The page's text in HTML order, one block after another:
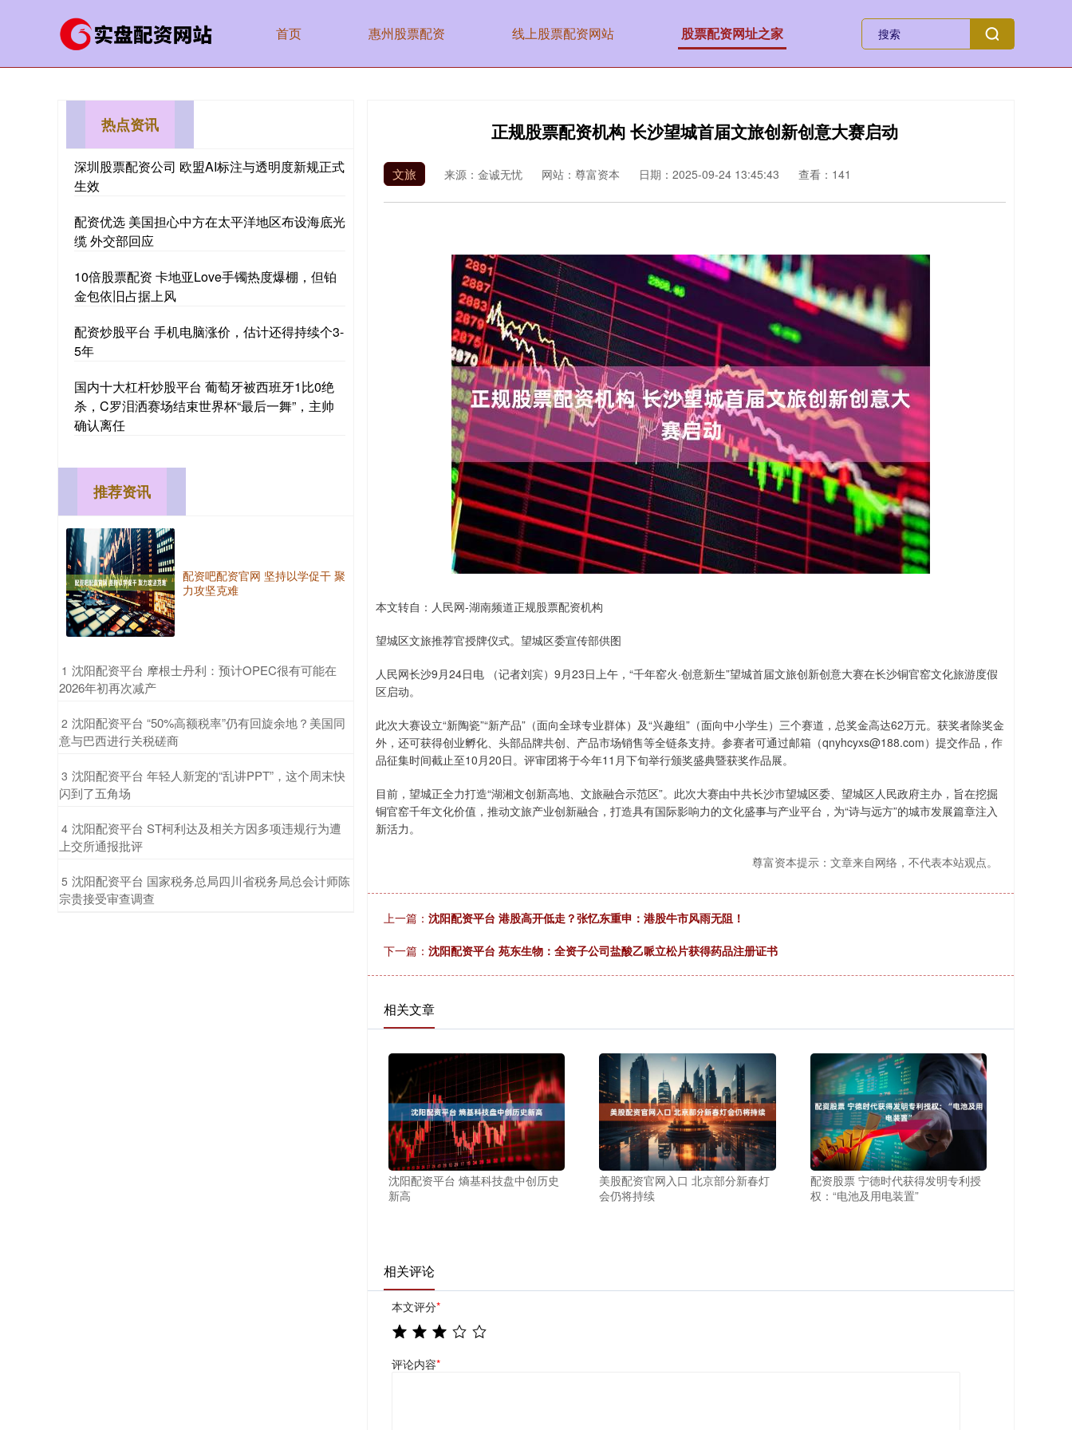
首页 惠州股票配资 线上股票配资网站 股票配资网址之家
正规股票配资机构 长沙望城首届文旅创新创意大赛启动
文旅 来源：金诚无忧 网站：尊富资本 日期：2025-09-24 13:45:43 查看：141
本文转自：人民网-湖南频道正规股票配资机构
望城区文旅推荐官授牌仪式。望城区委宣传部供图
人民网长沙9月24日电 （记者刘宾）9月23日上午，“千年窑火·创意新生”望城首届文旅创新创意大赛在长沙铜官窑文化旅游度假
区启动。
此次大赛设立“新陶瓷”“新产品”（面向全球专业群体）及“兴趣组”（面向中小学生）三个赛道，总奖金高达62万元。获奖者除奖金
外，还可获得创业孵化、头部品牌共创、产品市场销售等全链条支持。参赛者可通过邮箱（qnyhcyxs@188.com）提交作品，作
品征集时间截止至10月20日。评审团将于今年11月下旬举行颁奖盛典暨获奖作品展。
目前，望城正全力打造“湖湘文创新高地、文旅融合示范区”。此次大赛由中共长沙市望城区委、望城区人民政府主办，旨在挖掘
铜官窑千年文化价值，推动文旅产业创新融合，打造具有国际影响力的文化盛事与产业平台，为“诗与远方”的城市发展篇章注入
新活力。
尊富资本提示：文章来自网络，不代表本站观点。
上一篇： 沈阳配资平台 港股高开低走？张忆东重申：港股牛市风雨无阻！
下一篇： 沈阳配资平台 苑东生物：全资子公司盐酸乙哌立松片获得药品注册证书
相关文章
沈阳配资平台 熵基科技盘中创历史
新高
美股配资官网入口 北京部分新春灯
会仍将持续
配资股票 宁德时代获得发明专利授
权：“电池及用电装置”
相关评论
本文评分*
评论内容*
热点资讯
深圳股票配资公司 欧盟AI标注与透明度新规正式
生效
配资优选 美国担心中方在太平洋地区布设海底光
缆 外交部回应
10倍股票配资 卡地亚Love手镯热度爆棚，但铂
金包依旧占据上风
配资炒股平台 手机电脑涨价，估计还得持续个3-
5年
国内十大杠杆炒股平台 葡萄牙被西班牙1比0绝
杀，C罗泪洒赛场结束世界杯“最后一舞”，主帅
确认离任
推荐资讯
配资吧配资官网 坚持以学促干 聚
力攻坚克难
1 ​沈阳配资平台 摩根士丹利：预计OPEC很有可能在
2026年初再次减产
2 ​沈阳配资平台 “50%高额税率”仍有回旋余地？美国同
意与巴西进行关税磋商
3 ​沈阳配资平台 年轻人新宠的“乱讲PPT”，这个周末快
闪到了五角场
4 ​沈阳配资平台 ST柯利达及相关方因多项违规行为遭
上交所通报批评
5 ​沈阳配资平台 国家税务总局四川省税务局总会计师陈
宗贵接受审查调查